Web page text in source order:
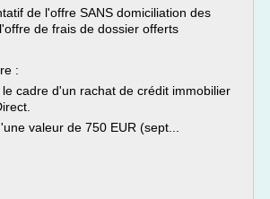
de l'offre SANS domiciliation des
de frais de dossier offerts
:
cadre d'un rachat de crédit immobilier
valeur de 750 EUR (sept...